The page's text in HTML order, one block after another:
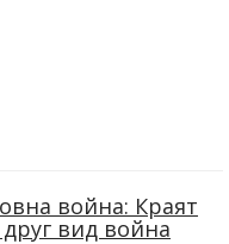
война: Краят
вид война